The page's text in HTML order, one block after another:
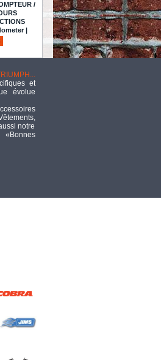
/
|
04-05
- 19"
-
-
- OEM
A
1/2 - IT
BABY -
et
évolue
notre